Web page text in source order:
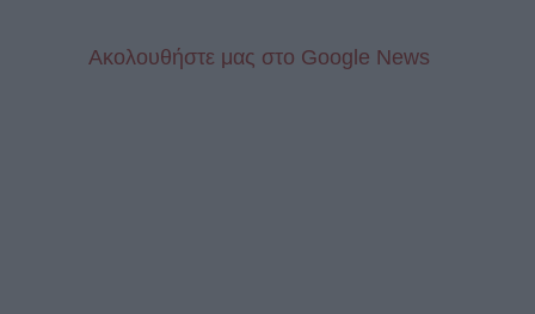
Aκολουθήστε μας στo Google News